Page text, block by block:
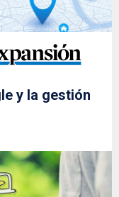
y la gestión